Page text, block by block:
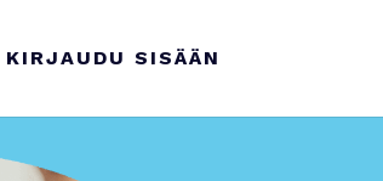
KIRJAUDU SISÄÄN